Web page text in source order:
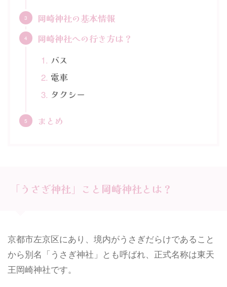
岡崎神社の基本情報
岡崎神社への行き方は？
バス
電車
タクシー
まとめ
「うさぎ神社」こと岡崎神社とは？
京都市左京区にあり、境内がうさぎだらけであること
から別名「うさぎ神社」とも呼ばれ、正式名称は東天
王岡崎神社です。